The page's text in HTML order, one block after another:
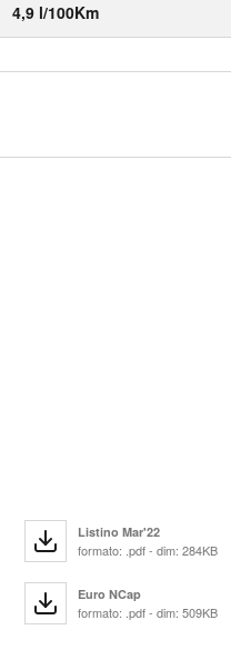
4,9 l/100Km
Listino Mar'22
formato: .pdf - dim: 284KB
Euro NCap
formato: .pdf - dim: 509KB